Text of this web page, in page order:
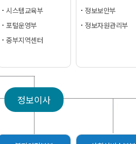
시스템교육부
포털운영부
중부지역센터
정보보안부
정보자원관리부
정보이사